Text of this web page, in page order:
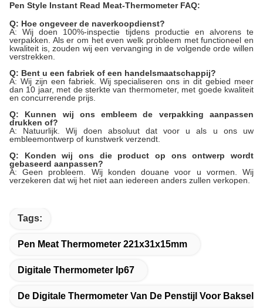
Pen Style Instant Read Meat-Thermometer FAQ:
Q: Hoe ongeveer de naverkoopdienst?
A: Wij doen 100%-inspectie tijdens productie en alvorens te
verpakken. Als er om het even welk probleem met functioneel en
kwaliteit is, zouden wij een vervanging in de volgende orde willen
verstrekken.
Q: Bent u een fabriek of een handelsmaatschappij?
A: Wij zijn een fabriek. Wij specialiseren ons in dit gebied meer
dan 10 jaar, met de sterkte van thermometer, met goede kwaliteit
en concurrerende prijs.
Q: Kunnen wij ons embleem de verpakking aanpassen
drukken of?
A: Natuurlijk. Wij doen absoluut dat voor u als u ons uw
embleemontwerp of kunstwerk verzendt.
Q: Konden wij ons die product op ons ontwerp wordt
gebaseerd aanpassen?
A: Geen probleem. Wij konden douane voor u vormen. Wij
verzekeren dat wij het niet aan iedereen anders zullen verkopen.
Tags:
Pen Meat Thermometer 221x31x15mm
Digitale Thermometer Ip67
De Digitale Thermometer Van De Penstijl Voor Baksel